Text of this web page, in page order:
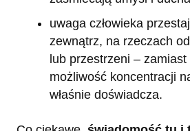
uwaga człowieka
zewnątrz, na rzeczach
lub przestrzeni –
możliwość koncentracji
właśnie doświadcza.